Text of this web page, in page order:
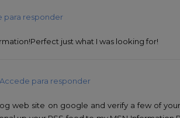
para responder
just what I was looking for!
Accede para responder
web site on google and verify a few of